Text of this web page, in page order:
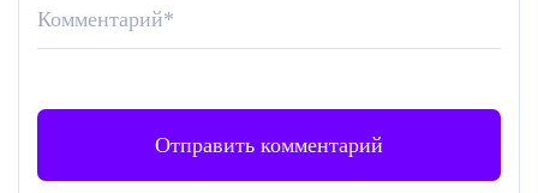
Комментарий*